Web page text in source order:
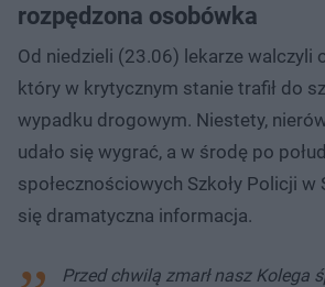
rozpędzona osobówka
Od niedzieli (23.06) lekarze walczyli
który w krytycznym stanie trafił do
wypadku drogowym. Niestety,
udało się wygrać, a w środę po
społecznościowych Szkoły Policji w
się dramatyczna informacja.
Przed chwilą zmarł nasz Kolega